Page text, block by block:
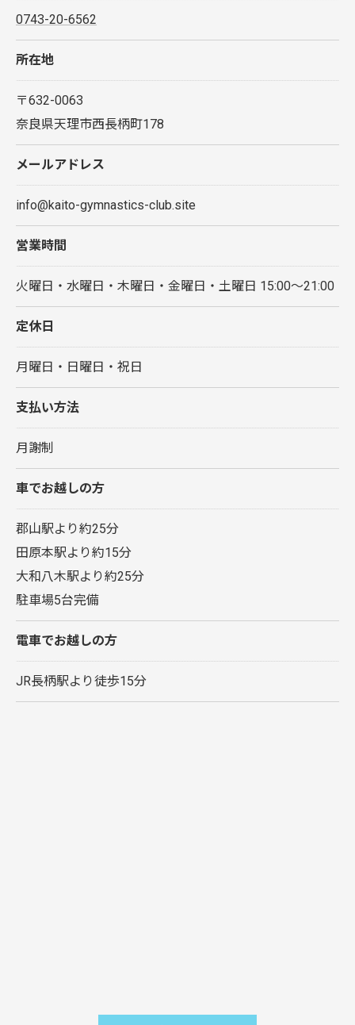
0743-20-6562
所在地
〒632-0063
奈良県天理市西長柄町178
メールアドレス
info@kaito-gymnastics-club.site
営業時間
火曜日・水曜日・木曜日・金曜日・土曜日 15:00～21:00
定休日
月曜日・日曜日・祝日
支払い方法
月謝制
車でお越しの方
郡山駅より約25分
田原本駅より約15分
大和八木駅より約25分
駐車場5台完備
電車でお越しの方
JR長柄駅より徒歩15分